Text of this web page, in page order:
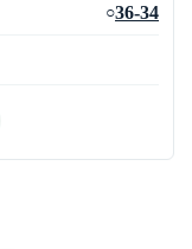
○36-34